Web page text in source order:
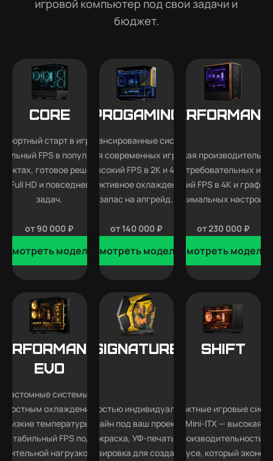
игровой компьютер под свои задачи и
бюджет.
Core
старт в играх —
FPS в популярных
готовое решение
Full HD и повседневных
задач.
от 90 000 ₽
Смотреть модели
Progaming
Сбалансированные системы
для современных игр —
высокий FPS в 2K и 4K,
эффективное охлаждение и
запас на апгрейд.
от 140 000 ₽
Смотреть модели
Высокая
для требовательных игр
высокий FPS в 4K и
максимальных
от 230 000 ₽
Смотреть модели
EVO
Кастомные системы с
охлаждением —
низкие температуры,
стабильный FPS под
длительной нагрузкой и
SIGNATURE
Полностью индивидуальный
дизайн под ваш проект —
покраска, УФ-печать и
гравировка для создания
SHIFT
Компактные игровые
Mini-ITX — высокая
производительность в
корпусе, который